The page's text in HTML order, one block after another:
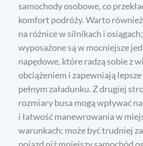
samochody osobowe, co
komfort podróży. Warto
na różnice w silnikach i
wyposażone są w mocniejsze
napędowe, które radzą sobie z
obciążeniem i zapewniają
pełnym załadunku. Z drugiej
rozmiary busa mogą wpływać
i łatwość manewrowania w
warunkach; może być trudniej